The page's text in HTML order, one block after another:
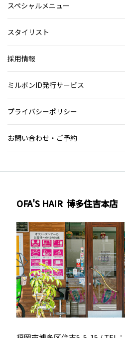
スペシャルメニュー
スタイリスト
採用情報
ミルボンID発行サービス
プライバシーポリシー
お問い合わせ・ご予約
OFA'S HAIR 博多住吉本店